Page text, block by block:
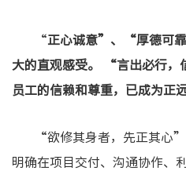
“正心诚意”、“厚德可
大的直观感受。 “言出必行，
员工的信赖和尊重，已成为正
“欲修其身者，先正其心”
明确在项目交付、沟通协作、